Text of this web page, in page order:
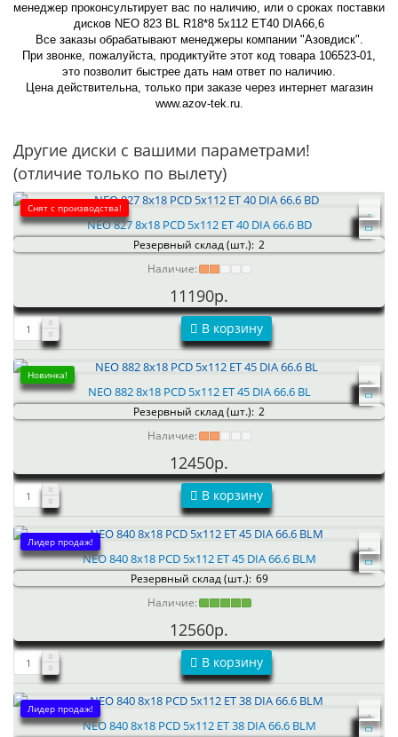
менеджер проконсультирует вас по наличию, или о сроках поставки
дисков NEO 823 BL R18*8 5x112 ET40 DIA66,6
Все заказы обрабатывают менеджеры компании "Азовдиск".
При звонке, пожалуйста, продиктуйте этот код товара 106523-01,
это позволит быстрее дать нам ответ по наличию.
Цена действительна, только при заказе через интернет магазин
www.azov-tek.ru.
Другие диски с вашими параметрами!
(отличие только по вылету)
Снят с производства!
NEO 827 8x18 PCD 5x112 ET 40 DIA 66.6 BD
Резервный склад (шт.): 2
Наличие:
11190р.
В корзину
Новинка!
NEO 882 8x18 PCD 5x112 ET 45 DIA 66.6 BL
Резервный склад (шт.): 2
Наличие:
12450р.
В корзину
Лидер продаж!
NEO 840 8x18 PCD 5x112 ET 45 DIA 66.6 BLM
Резервный склад (шт.): 69
Наличие:
12560р.
В корзину
Лидер продаж!
NEO 840 8x18 PCD 5x112 ET 38 DIA 66.6 BLM